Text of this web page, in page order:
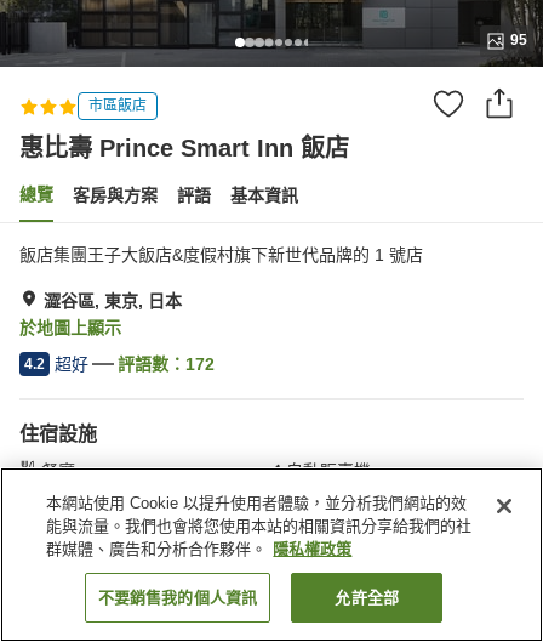
95
市區飯店
惠比壽 Prince Smart Inn 飯店
總覽 客房與方案 評語 基本資訊
飯店集團王子大飯店&度假村旗下新世代品牌的 1 號店
澀谷區, 東京, 日本
於地圖上顯示
4.2 超好 評語數： 172
住宿設施
餐廳
自動販賣機
付費洗衣房
首頁 日本 東京 澀谷區 惠比壽 Prince Smart Inn 飯店
找客房
本網站使用 Cookie 以提升使用者體驗，並分析我們網站的效
能與流量。我們也會將您使用本站的相關資訊分享給我們的社
群媒體、廣告和分析合作夥伴。
隱私權政策
不要銷售我的個人資訊 允許全部